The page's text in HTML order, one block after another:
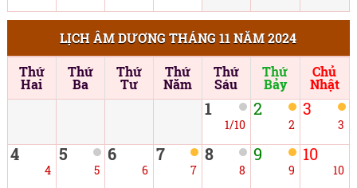
LỊCH ÂM DƯƠNG THÁNG 11 NĂM 2024
Thứ
Hai
Thứ
Ba
Thứ
Tư
Thứ
Năm
Thứ
Sáu
Thứ
Bảy
Chủ
Nhật
1
1/10
2
2
3
3
4
4
5
5
6
6
7
7
8
8
9
9
10
10